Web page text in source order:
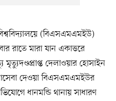
(বিএসএমএমইউ)
রাতে মারা যান একাত্তরে
দেলাওয়ার হোসাইন
দেওয়া বিএসএমএমইউর
ধানমন্ডি থানায় সাধারণ